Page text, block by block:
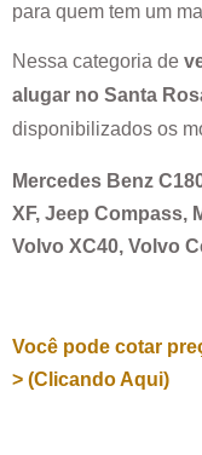
para quem tem um
Nessa categoria de
alugar no Santa
disponibilizados os
Mercedes Benz
XF, Jeep Compass,
Volvo XC40, Volvo
Você pode cotar
> (Clicando Aqui)